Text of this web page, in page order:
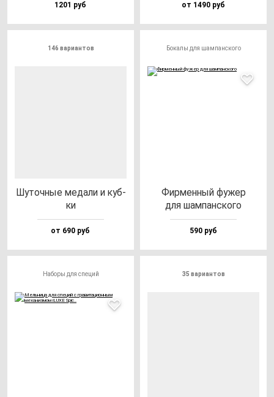
1201 руб от 1490 руб
146 вариантов
Шуточ­ные ме­да­ли и куб­
ки
от 690 руб
Бокалы для шампанского
Фир­мен­ный фу­жер
для шам­пан­ско­го
590 руб
Наборы для специй 35 вариантов